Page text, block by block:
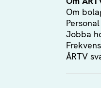
Om
Personal
Jobba
ÅRTV